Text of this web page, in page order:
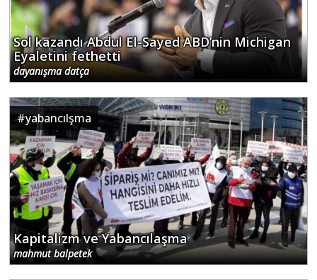
Sol kazandı Abdul El-Sayed ABD’nin Michigan
Eyaletini fethetti
dayanışma datça
#yabancılşma
Kapitalizm ve Yabancılaşma
mahmut balpetek